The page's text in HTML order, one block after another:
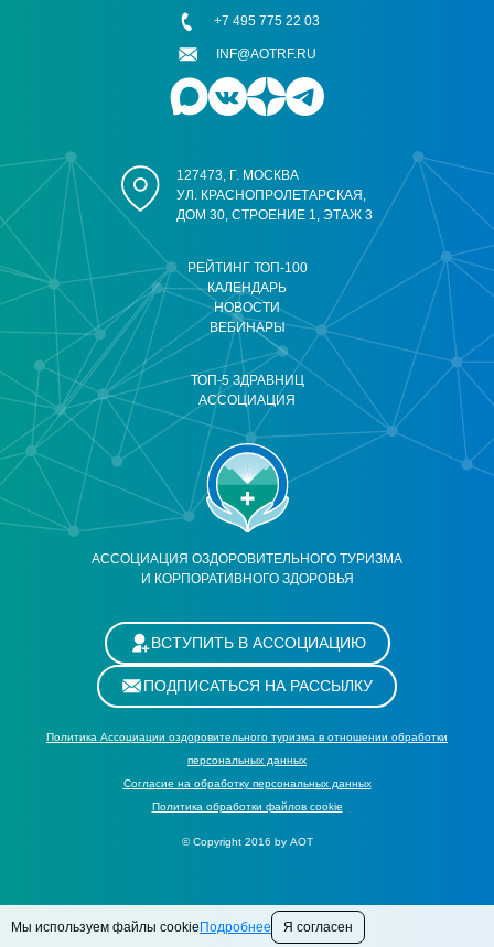
АССОЦИАЦИЯ ОЗДОРОВИТЕЛЬНОГО ТУРИЗМА
И КОРПОРАТИВНОГО ЗДОРОВЬЯ
РЕЙТИНГ ТОП-100
КАЛЕНДАРЬ
НОВОСТИ
ВЕБИНАРЫ
ТОП-5 ЗДРАВНИЦ
АССОЦИАЦИЯ
127473, Г. МОСКВА
УЛ. КРАСНОПРОЛЕТАРСКАЯ,
ДОМ 30, СТРОЕНИЕ 1, ЭТАЖ 3
+7 495 775 22 03
INF@AOTRF.RU
ВСТУПИТЬ В АССОЦИАЦИЮ
ПОДПИСАТЬСЯ НА РАССЫЛКУ
Политика Ассоциации оздоровительного туризма в отношении обработки
персональных данных
Cогласие на обработку персональных данных
Политика обработки файлов cookie
© Copyright 2016 by АОТ
Мы используем файлы cookie Подробнее Я согласен